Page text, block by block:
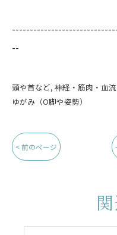
--
頭や首など 神経・筋肉・血
ゆがみ（O脚や姿勢）
< 前のページ